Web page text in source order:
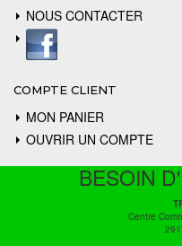
NOUS CONTACTER
COMPTE CLIENT
MON PANIER
OUVRIR UN COMPTE
BESOIN
Centre